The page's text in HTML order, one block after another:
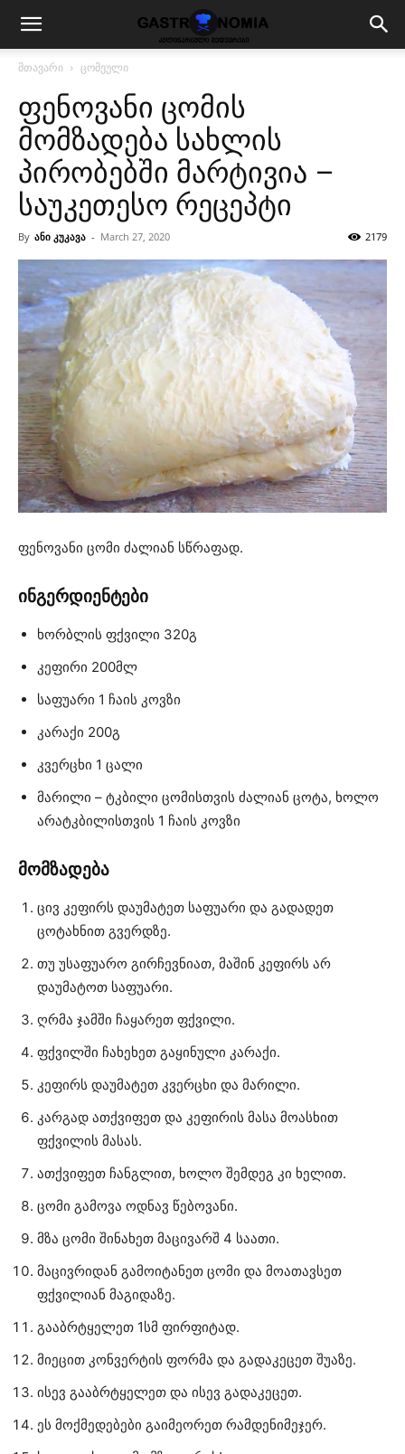
მთავარი ცომეული
ფენოვანი ცომის
მომზადება სახლის
პირობებში მარტივია –
საუკეთესო რეცეპტი
By ანი კუკავა - March 27, 2020 2179
ფენოვანი ცომი ძალიან სწრაფად.
ინგერდიენტები
ხორბლის ფქვილი 320გ
კეფირი 200მლ
საფუარი 1 ჩაის კოვზი
კარაქი 200გ
კვერცხი 1 ცალი
მარილი – ტკბილი ცომისთვის ძალიან ცოტა, ხოლო
არატკბილისთვის 1 ჩაის კოვზი
მომზადება
ცივ კეფირს დაუმატეთ საფუარი და გადადეთ
ცოტახნით გვერდზე.
თუ უსაფუარო გირჩევნიათ, მაშინ კეფირს არ
დაუმატოთ საფუარი.
ღრმა ჯამში ჩაყარეთ ფქვილი.
ფქვილში ჩახეხეთ გაყინული კარაქი.
კეფირს დაუმატეთ კვერცხი და მარილი.
კარგად ათქვიფეთ და კეფირის მასა მოასხით
ფქვილის მასას.
ათქვიფეთ ჩანგლით, ხოლო შემდეგ კი ხელით.
ცომი გამოვა ოდნავ წებოვანი.
მზა ცომი შინახეთ მაცივარშ 4 საათი.
მაცივრიდან გამოიტანეთ ცომი და მოათავსეთ
ფქვილიან მაგიდაზე.
გააბრტყელეთ 1სმ ფირფიტად.
მიეცით კონვერტის ფორმა და გადაკეცეთ შუაზე.
ისევ გააბრტყელეთ და ისევ გადაკეცეთ.
ეს მოქმედებები გაიმეორეთ რამდენიმეჯერ.